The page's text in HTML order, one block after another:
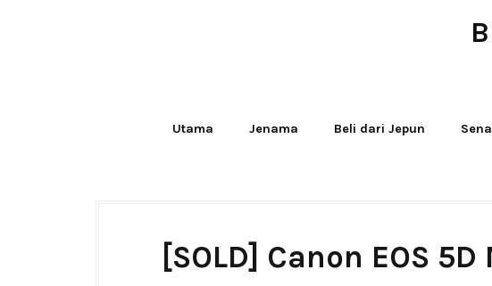
Utama Jenama Beli dari Jepun
[SOLD] Canon EOS